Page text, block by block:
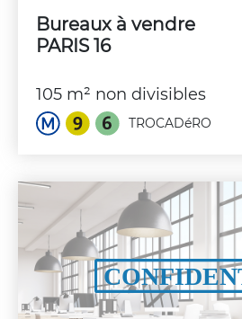
Bureaux à vendre
PARIS 16
105 m² non divisibles
TROCADéRO